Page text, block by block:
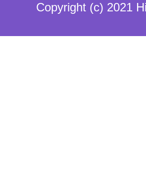
Copyright (c) 2021